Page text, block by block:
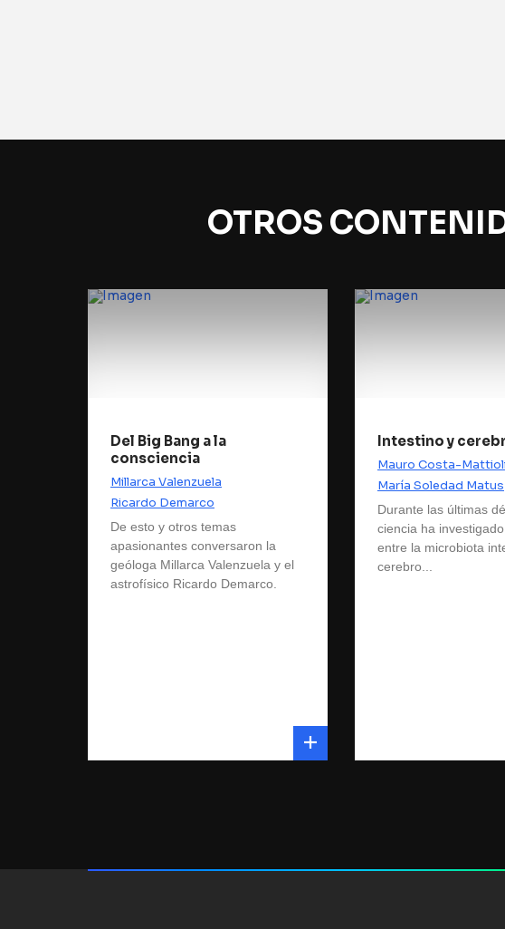
OTROS
Del Big Bang a la
consciencia
Millarca Valenzuela
Ricardo Demarco
De esto y otros temas
apasionantes conversaron la
geóloga Millarca Valenzuela y el
astrofísico Ricardo Demarco.
Intestino y
Mauro Costa-Mattioli
María Soledad Matus
Durante las últimas
ciencia ha
entre la microbiota
cerebro...